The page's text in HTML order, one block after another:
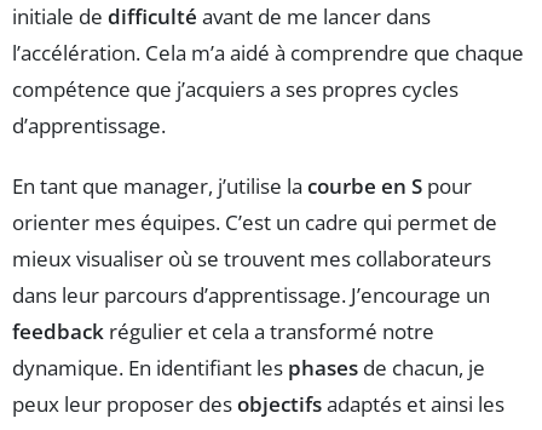
initiale de difficulté avant de me lancer dans
l’accélération. Cela m’a aidé à comprendre que chaque
compétence que j’acquiers a ses propres cycles
d’apprentissage.
En tant que manager, j’utilise la courbe en S pour
orienter mes équipes. C’est un cadre qui permet de
mieux visualiser où se trouvent mes collaborateurs
dans leur parcours d’apprentissage. J’encourage un
feedback régulier et cela a transformé notre
dynamique. En identifiant les phases de chacun, je
peux leur proposer desobjectifsadaptés et ainsi les